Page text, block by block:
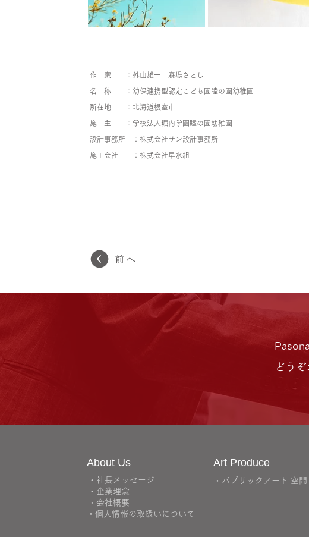
作 家 ：外山雄一 森場さとし
名 称 ：幼保連携型認定こども園睦の園幼稚園
所在地 ：北海道根室市
施 主 ：学校法人堀内学園睦の園幼稚園
設計事務所 ：株式会社サン設計事務所
施工会社 ：株式会社早水組
前へ
どう
About Us
・社長メッセージ
・企業理念
・会社概要
・個人情報の取扱いについて
Art Produce
・パブリックアート 空間